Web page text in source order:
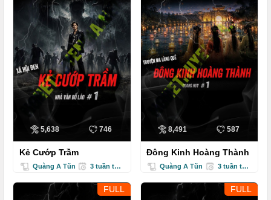
5,638 746
Kẻ Cướp Trầm
Quàng A Tũn 3 tuần trước
8,491 587
Đông Kinh Hoàng Thành
Quàng A Tũn 3 tuần trước
FULL FULL